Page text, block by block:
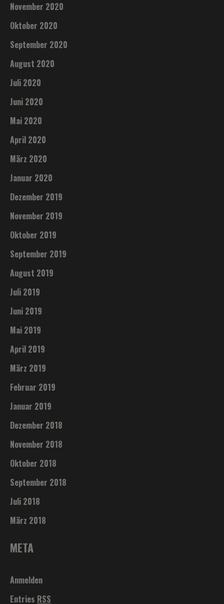
November 2020
Oktober 2020
September 2020
August 2020
Juli 2020
Juni 2020
Mai 2020
April 2020
März 2020
Januar 2020
Dezember 2019
November 2019
Oktober 2019
September 2019
August 2019
Juli 2019
Juni 2019
Mai 2019
April 2019
März 2019
Februar 2019
Januar 2019
Dezember 2018
November 2018
Oktober 2018
September 2018
Juli 2018
März 2018
META
Anmelden
Entries RSS